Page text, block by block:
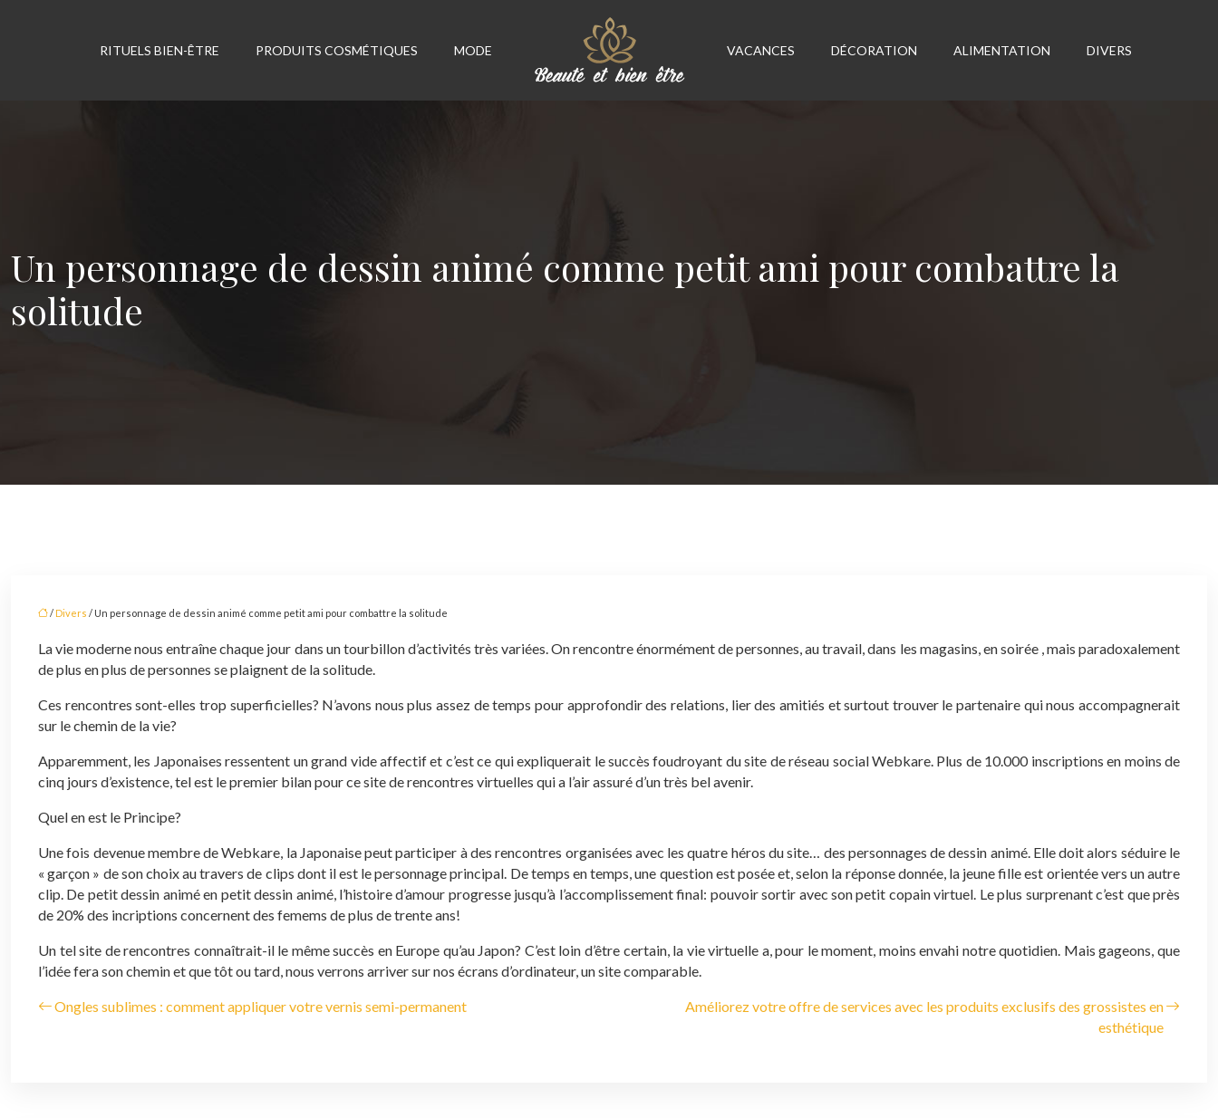
MODE
PRODUITS COSMÉTIQUES
RITUELS BIEN-ÊTRE VACANCES DÉCORATION ALIMENTATION DIVERS
Un personnage de dessin animé comme petit ami pour combattre la
solitude
/ Divers / Un personnage de dessin animé comme petit ami pour combattre la solitude
La vie moderne nous entraîne chaque jour dans un tourbillon d’activités très variées. On rencontre énormément de personnes, au travail, dans les magasins, en soirée , mais paradoxalement
de plus en plus de personnes se plaignent de la solitude.
Ces rencontres sont-elles trop superficielles? N’avons nous plus assez de temps pour approfondir des relations, lier des amitiés et surtout trouver le partenaire qui nous accompagnerait
sur le chemin de la vie?
Apparemment, les Japonaises ressentent un grand vide affectif et c’est ce qui expliquerait le succès foudroyant du site de réseau social Webkare. Plus de 10.000 inscriptions en moins de
cinq jours d’existence, tel est le premier bilan pour ce site de rencontres virtuelles qui a l’air assuré d’un très bel avenir.
Quel en est le Principe?
Une fois devenue membre de Webkare, la Japonaise peut participer à des rencontres organisées avec les quatre héros du site… des personnages de dessin animé. Elle doit alors séduire le
« garçon » de son choix au travers de clips dont il est le personnage principal. De temps en temps, une question est posée et, selon la réponse donnée, la jeune fille est orientée vers un autre
clip. De petit dessin animé en petit dessin animé, l’histoire d’amour progresse jusqu’à l’accomplissement final: pouvoir sortir avec son petit copain virtuel. Le plus surprenant c’est que près
de 20% des incriptions concernent des femems de plus de trente ans!
Un tel site de rencontres connaîtrait-il le même succès en Europe qu’au Japon? C’est loin d’être certain, la vie virtuelle a, pour le moment, moins envahi notre quotidien. Mais gageons, que
l’idée fera son chemin et que tôt ou tard, nous verrons arriver sur nos écrans d’ordinateur, un site comparable.
Ongles sublimes : comment appliquer votre vernis semi-permanent
Améliorez votre offre de services avec les produits exclusifs des grossistes en
esthétique